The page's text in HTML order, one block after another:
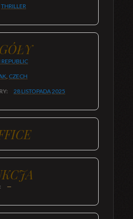
THRILLER
REPUBLIC
, CZECH
28 LISTOPADA2025
—